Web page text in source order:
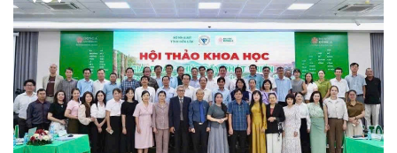
Nhi khoa
Nam khoa
Làm đẹp - giảm cân
Phòng mạch online
Ăn sạch sống khỏe